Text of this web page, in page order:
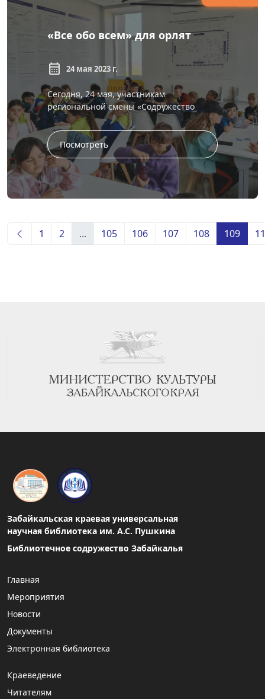
«Все обо всем» для орлят
calendar_month 24 мая 2023 г.
Сегодня, 24 мая, участникам
региональной смены «Содружество
Орлят России» пришлось собраться и
подключить все внутренние ресурсы –
э...Посмотреть
1 2 ... 105 106 107 108 109
Забайкальская краевая универсальная
научная библиотека им. А.С. Пушкина
Библиотечное содружество Забайкалья
Главная
Мероприятия
Новости
Документы
Электронная библиотека
Краеведение
Читателям